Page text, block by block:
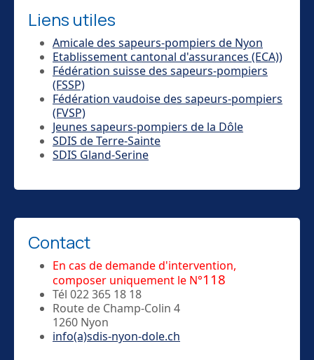
Liens utiles
Amicale des sapeurs-pompiers de Nyon
Etablissement cantonal d'assurances (ECA))
Fédération suisse des sapeurs-pompiers
(FSSP)
Fédération vaudoise des sapeurs-pompiers
(FVSP)
Jeunes sapeurs-pompiers de la Dôle
SDIS de Terre-Sainte
SDIS Gland-Serine
Contact
En cas de demande d'intervention,
composer uniquement le N°118
Tél 022 365 18 18
Route de Champ-Colin 4
1260 Nyon
info(a)sdis-nyon-dole.ch